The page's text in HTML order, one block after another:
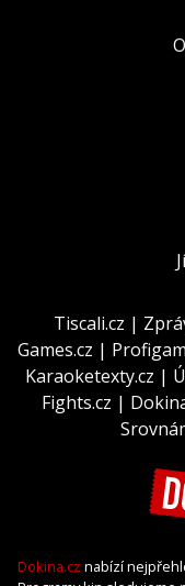
Tiscali.cz |
Games.cz |
Karaoketexty.cz |
Fights.cz |
Dokina.cz nabízí